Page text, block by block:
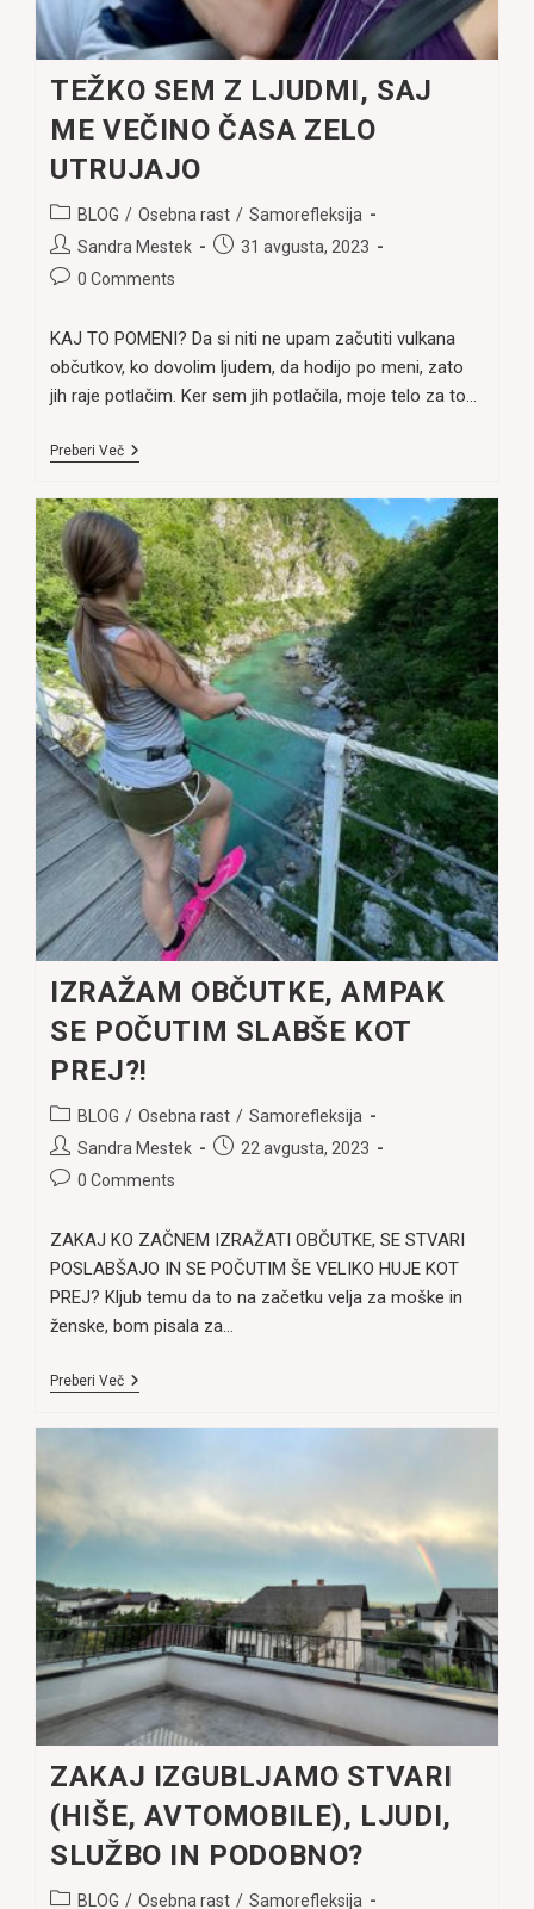
TEŽKO SEM Z LJUDMI, SAJ
ME VEČINO ČASA ZELO
UTRUJAJO
Post
category:
BLOG / Osebna rast / Samorefleksija
Post
author:
Sandra Mestek
Post31 avgusta, 2023
Post0 Comments
KAJ TO POMENI? Da si niti ne upam začutiti vulkana
občutkov, ko dovolim ljudem, da hodijo po meni, zato
jih raje potlačim. Ker sem jih potlačila, moje telo za to…
Preberi VečTEŽKO
LJUDMI,
SAJ
ME
VEČINO
ČASA
ZELO
UTRUJAJO
IZRAŽAM OBČUTKE, AMPAK
SE POČUTIM SLABŠE KOT
PREJ?!
Post
category:
BLOG / Osebna rast / Samorefleksija
Post
author:
Sandra Mestek
Post22 avgusta, 2023
Post0 Comments
ZAKAJ KO ZAČNEM IZRAŽATI OBČUTKE, SE STVARI
POSLABŠAJO IN SE POČUTIM ŠE VELIKO HUJE KOT
PREJ? Kljub temu da to na začetku velja za moške in
ženske, bom pisala za…
Preberi VečIZRAŽAM
KOT
PREJ?!
ZAKAJ IZGUBLJAMO STVARI
(HIŠE, AVTOMOBILE), LJUDI,
SLUŽBO IN PODOBNO?
PostBLOG / Osebna rast / Samorefleksija